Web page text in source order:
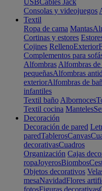
USBCables Jack
Consolas y videojuegos
Textil
Ropa de cama Mantas
Cortinas y estores
Cojines RellenoExterior
Complementos para
Alfombras Alfombras
pequeñasAlfombras
exteriorAlfombras de
infantiles
Textil baño Albornoces
Textil cocina Manteles
Decoración
Decoración de pared
paredTablerosCanvas
decorativasCuadros
Organización Cajas
ropaJoyerosBiombos
Objetos decorativos
mesaNavidadFlores
fotosFiguras decorativas